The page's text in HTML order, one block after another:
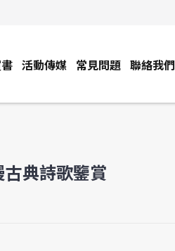
活動傳媒 常見問題 聯絡我們
典詩歌鑒賞